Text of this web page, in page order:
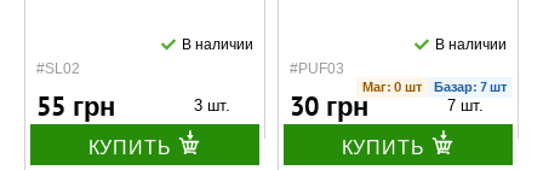
#SL02
В наличии
55 грн 3 шт.
КУПИТЬ
#PUF03
В наличии
Маг: 0 шт Базар: 7 шт
30 грн 7 шт.
КУПИТЬ